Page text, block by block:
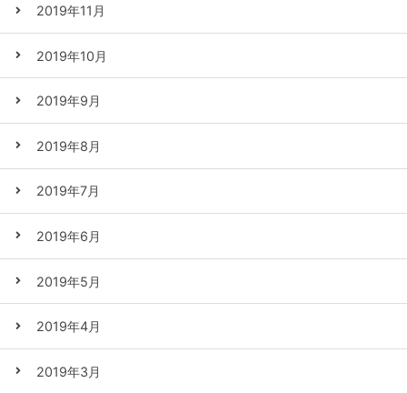
2019年11月
2019年10月
2019年9月
2019年8月
2019年7月
2019年6月
2019年5月
2019年4月
2019年3月